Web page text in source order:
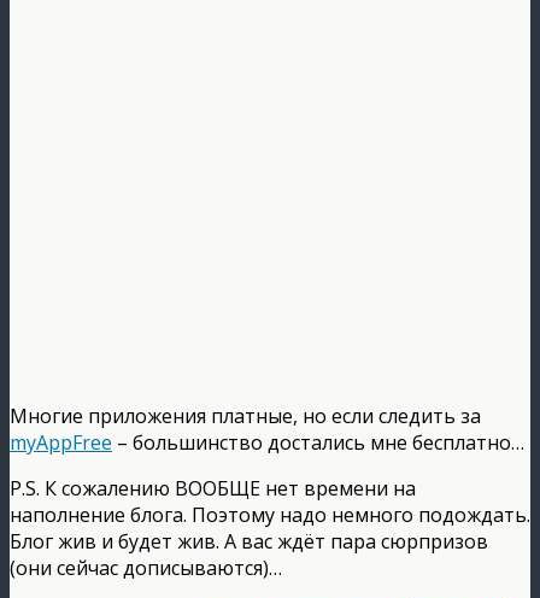
Многие приложения платные, но если следить за
myAppFree – большинство достались мне бесплатно…
P.S. К сожалению ВООБЩЕ нет времени на
наполнение блога. Поэтому надо немного подождать.
Блог жив и будет жив. А вас ждёт пара сюрпризов
(они сейчас дописываются)…